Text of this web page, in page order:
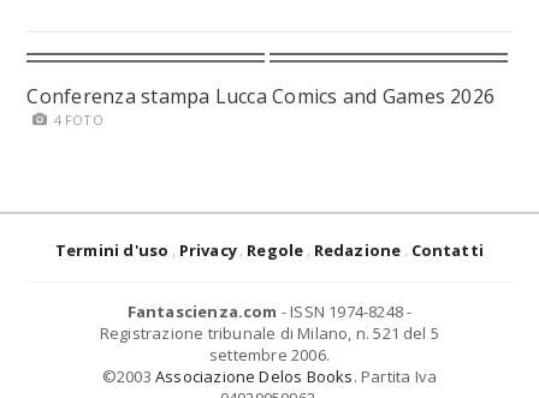
Conferenza stampa Lucca Comics and Games 2026
4 FOTO
Termini d'uso Privacy Regole Redazione Contatti
Fantascienza.com - ISSN 1974-8248 -
Registrazione tribunale di Milano, n. 521 del 5
settembre 2006.
©2003 Associazione Delos Books. Partita Iva